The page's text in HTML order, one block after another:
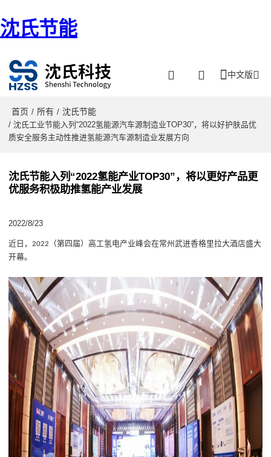
沈氏节能
中文版
首页 / 所有 / 沈氏节能
/ 沈氏工业节能入列“2022氢能源汽车源制造业TOP30”，将以好护肤品优
质安全服务主动性推进氢能源汽车源制造业发展方向
沈氏节能入列“2022氢能产业TOP30”，将以更好产品更
优服务积极助推氢能产业发展
2022/8/23
近日 ，2022
（第四届）高工氢电产业峰会在常州武进香格里拉大酒店盛大
开幕。